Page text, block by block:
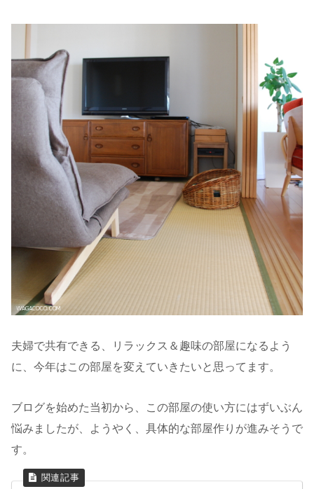
夫婦で共有できる、リラックス＆趣味の部屋になるよう
に、今年はこの部屋を変えていきたいと思ってます。
ブログを始めた当初から、この部屋の使い方にはずいぶん
悩みましたが、ようやく、具体的な部屋作りが進みそうで
す。